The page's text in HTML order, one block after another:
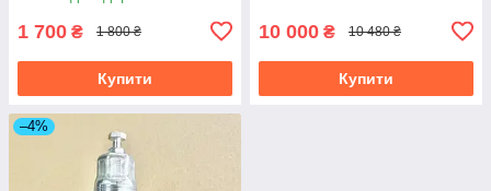
1 700 ₴ 1 800 ₴
Купити
10 000 ₴ 10 480 ₴
Купити
–4%